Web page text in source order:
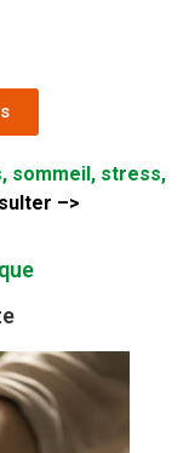
sommeil, stress,
–>